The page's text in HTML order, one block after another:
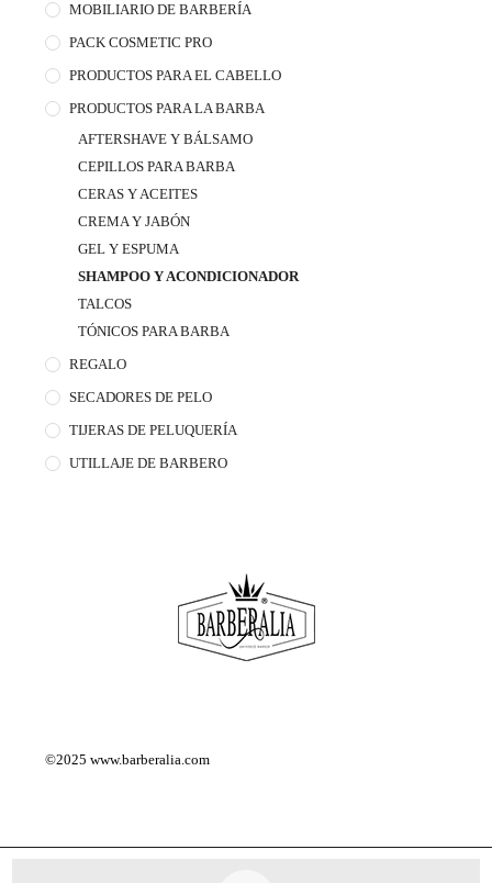
MOBILIARIO DE BARBERÍA
PACK COSMETIC PRO
PRODUCTOS PARA EL CABELLO
PRODUCTOS PARA LA BARBA
AFTERSHAVE Y BÁLSAMO
CEPILLOS PARA BARBA
CERAS Y ACEITES
CREMA Y JABÓN
GEL Y ESPUMA
SHAMPOO Y ACONDICIONADOR
TALCOS
TÓNICOS PARA BARBA
REGALO
SECADORES DE PELO
TIJERAS DE PELUQUERÍA
UTILLAJE DE BARBERO
©2025www.barberalia.com